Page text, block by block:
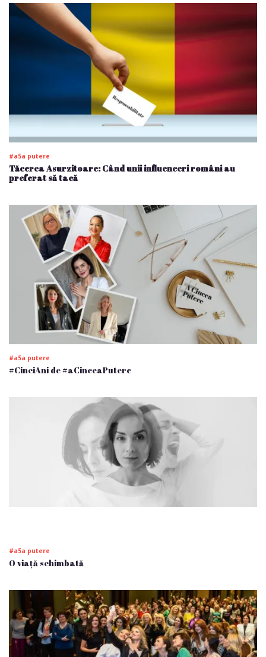
#a5a putere
Tăcerea Asurzitoare: Când unii influenceri români au
preferat să tacă
#a5a putere
#CinciAni de #aCinceaPutere
#a5a putere
O viață schimbată